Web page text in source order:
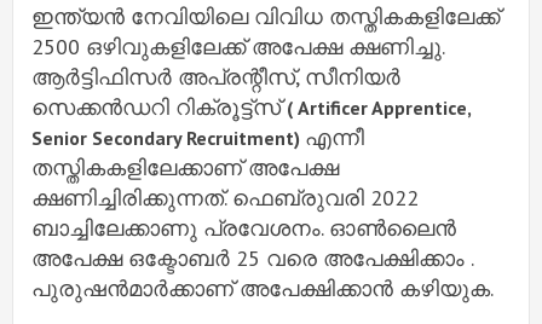
ഇന്ത്യന്‍ നേവിയിലെ വിവിധ തസ്തികകളിലേക്ക്
2500 ഒഴിവുകളിലേക്ക് അപേക്ഷ ക്ഷണിച്ചു.
ആര്‍ട്ടിഫിസര്‍ അപ്രന്റീസ്, സീനിയര്‍
സെക്കന്‍ഡറി റിക്രൂട്ട്‌സ്( Artificer Apprentice,
Senior Secondary Recruitment) എന്നീ
തസ്തികകളിലേക്കാണ് അപേക്ഷ
ക്ഷണിച്ചിരിക്കുന്നത്. ഫെബ്രുവരി 2022
ബാച്ചിലേക്കാണു പ്രവേശനം. ഓണ്‍ലൈന്‍
അപേക്ഷ ഒക്ടോബര്‍ 25 വരെ അപേക്ഷിക്കാം .
പുരുഷന്‍മാര്‍ക്കാണ് അപേക്ഷിക്കാന്‍ കഴിയുക.